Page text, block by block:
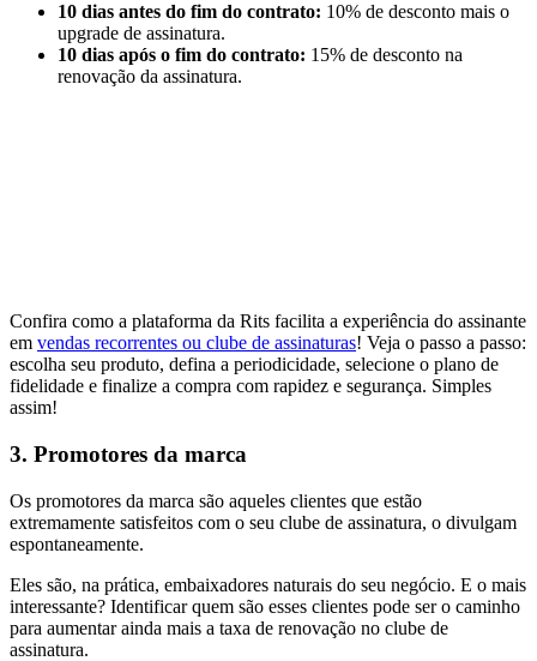
10 dias antes do fim do contrato: 10% de desconto mais o
upgrade de assinatura.
10 dias após o fim do contrato: 15% de desconto na
renovação da assinatura.
Confira como a plataforma da Rits facilita a experiência do assinante
em vendas recorrentes ou clube de assinaturas! Veja o passo a passo:
escolha seu produto, defina a periodicidade, selecione o plano de
fidelidade e finalize a compra com rapidez e segurança. Simples
assim!
3. Promotores da marca
Os promotores da marca são aqueles clientes que estão
extremamente satisfeitos com o seu clube de assinatura, o divulgam
espontaneamente.
Eles são, na prática, embaixadores naturais do seu negócio. E o mais
interessante? Identificar quem são esses clientes pode ser o caminho
para aumentar ainda mais a taxa de renovação no clube de
assinatura.